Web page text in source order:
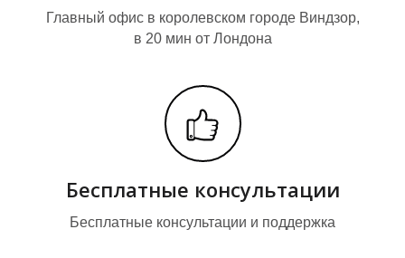
А
Р
Главный офис в королевском городе Виндзор,
в 20 мин от Лондона
Бесплатные консультации
Бесплатные консультации и поддержка